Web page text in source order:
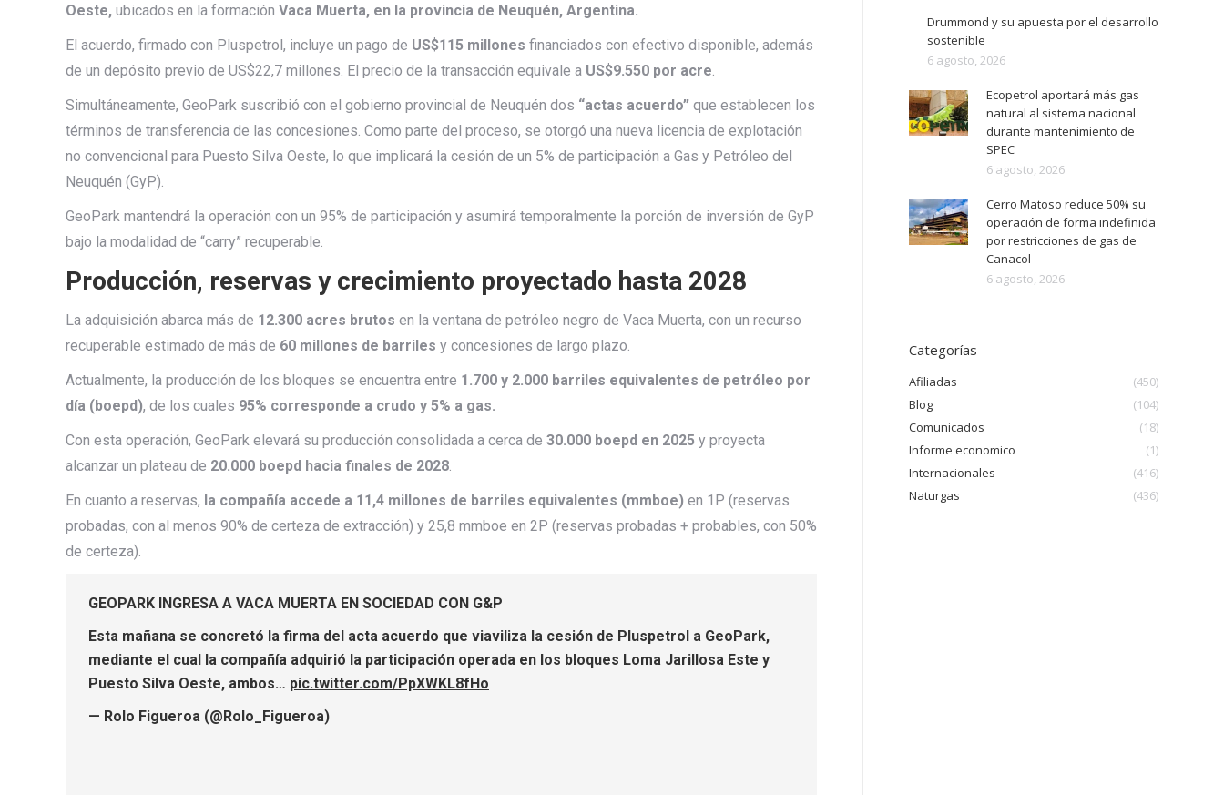
Oeste, ubicados en la formación Vaca Muerta, en la provincia de Neuquén, Argentina.
El acuerdo, firmado con Pluspetrol, incluye un pago de US$115 millones financiados con efectivo disponible, además
de un depósito previo de US$22,7 millones. El precio de la transacción equivale a US$9.550 por acre
Simultáneamente, GeoPark suscribió con el gobierno provincial de Neuquén dos “actas acuerdo” que establecen los
términos de transferencia de las concesiones. Como parte del proceso, se otorgó una nueva licencia de explotación
no convencional para Puesto Silva Oeste, lo que implicará la cesión de un 5% de participación a Gas y Petróleo del
Neuquén (GyP).
GeoPark mantendrá la operación con un 95% de participación y asumirá temporalmente la porción de inversión de GyP
bajo la modalidad de “carry” recuperable.
Producción, reservas y crecimiento proyectado hasta 2028
La adquisición abarca más de 12.300 acres brutos en la ventana de petróleo negro de Vaca Muerta, con un recurso
recuperable estimado de más de 60 millones de barriles y concesiones de largo plazo.
Actualmente, la producción de los bloques se encuentra entre 1.700 y 2.000 barriles equivalentes de petróleo por
día (boepd), de los cuales 95% corresponde a crudo y 5% a gas.
Con esta operación, GeoPark elevará su producción consolidada a cerca de 30.000 boepd en 2025 y proyecta
alcanzar un plateau de 20.000 boepd hacia finales de 2028
En cuanto a reservas, la compañía accede a 11,4 millones de barriles equivalentes (mmboe) en 1P (reservas
probadas, con al menos 90% de certeza de extracción) y 25,8 mmboe en 2P (reservas probadas + probables, con 50%
de certeza).
GEOPARK INGRESA A VACA MUERTA EN SOCIEDAD CON G&P
Esta mañana se concretó la firma del acta acuerdo que viaviliza la cesión de Pluspetrol a GeoPark,
mediante el cual la compañía adquirió la participación operada en los bloques Loma Jarillosa Este y
Puesto Silva Oeste, ambos… pic.twitter.com/PpXWKL8fHo
— Rolo Figueroa (@Rolo_Figueroa)
Drummond y su apuesta por el desarrollo
sostenible
6 agosto, 2026
Ecopetrol aportará más gas
natural al sistema nacional
durante mantenimiento de
SPEC
6 agosto, 2026
Cerro Matoso reduce 50% su
operación de forma indefinida
por restricciones de gas de
Canacol
6 agosto, 2026
Categorías
Afiliadas
(450)
Blog
(104)
Comunicados
(18)
Informe economico
(1)
Internacionales
(416)
Naturgas
(436)